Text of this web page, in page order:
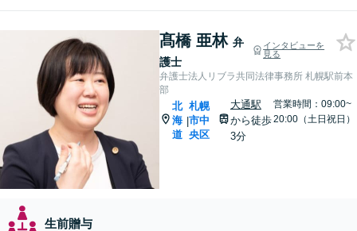
髙橋 亜林 弁
護士
インタビューを
見る
弁護士法人リブラ共同法律事務所 札幌駅前本
部
北
海
道
|
札幌
市中
央区
大通駅
から徒歩
3分
営業時間：09:00~
20:00（土日祝日）
生前贈与